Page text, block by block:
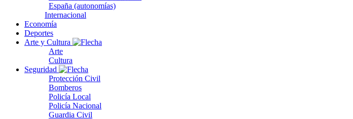
España (autonomías)
Internacional
Economía
Deportes
Arte y Cultura
Arte
Cultura
Seguridad
Protección Civil
Bomberos
Policía Local
Policía Nacional
Guardia Civil